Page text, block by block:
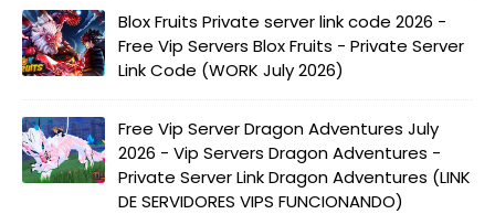
Blox Fruits Private server link code 2026 -
Free Vip Servers Blox Fruits - Private Server
Link Code (WORK July 2026)
Free Vip Server Dragon Adventures July
2026 - Vip Servers Dragon Adventures -
Private Server Link Dragon Adventures (LINK
DE SERVIDORES VIPS FUNCIONANDO)